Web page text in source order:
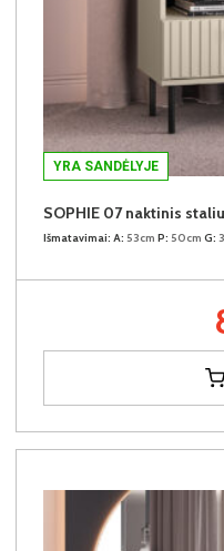
YRA SANDĖLYJE
SOPHIE 07 naktinis
Išmatavimai: A: 53cm P: 50cm G: